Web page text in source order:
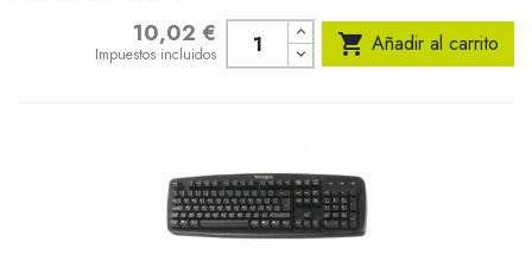
Precio10,02 €
Impuestos incluidos  Añadir al carrito